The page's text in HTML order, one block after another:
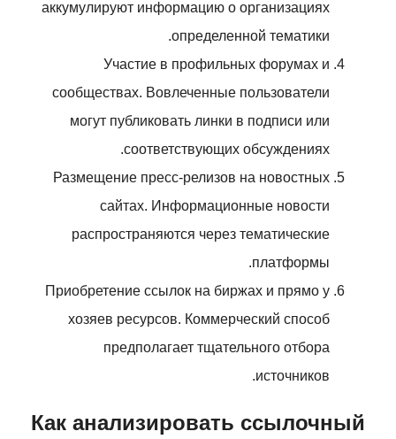
аккумулируют информацию о организациях
определенной тематики.
Участие в профильных форумах и
сообществах. Вовлеченные пользователи
могут публиковать линки в подписи или
соответствующих обсуждениях.
Размещение пресс-релизов на новостных
сайтах. Информационные новости
распространяются через тематические
платформы.
Приобретение ссылок на биржах и прямо у
хозяев ресурсов. Коммерческий способ
предполагает тщательного отбора
источников.
Как анализировать ссылочный